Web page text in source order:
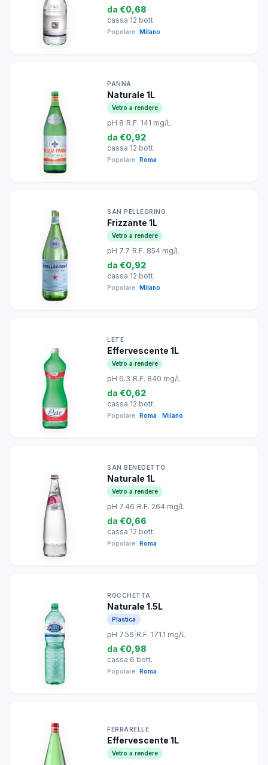
da €0,68
cassa 12 bott.
Popolare: Milano
PANNA
Naturale 1L
Vetro a rendere
pH 8 R.F. 141 mg/L
da €0,92
cassa 12 bott.
Popolare: Roma
SAN PELLEGRINO
Frizzante 1L
Vetro a rendere
pH 7.7 R.F. 854 mg/L
da €0,92
cassa 12 bott.
Popolare: Milano
LETE
Effervescente 1L
Vetro a rendere
pH 6.3 R.F. 840 mg/L
da €0,62
cassa 12 bott.
Popolare: Roma Milano
SAN BENEDETTO
Naturale 1L
Vetro a rendere
pH 7.46 R.F. 264 mg/L
da €0,66
cassa 12 bott.
Popolare: Roma
ROCCHETTA
Naturale 1.5L
Plastica
pH 7.56 R.F. 171.1 mg/L
da €0,98
cassa 6 bott.
Popolare: Roma
FERRARELLE
Effervescente 1L
Vetro a rendere